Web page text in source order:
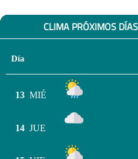
CLIMA PRÓXIMOS
Día
13 MIÉ
14 JUE